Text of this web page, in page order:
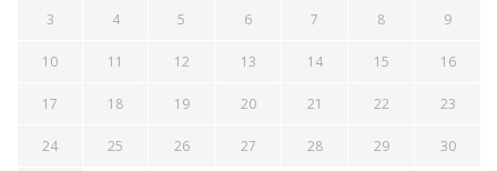
3 4 5 6 7 8 9
10 11 12 13 14 15 16
17 18 19 20 21 22 23
24 25 26 27 28 29 30